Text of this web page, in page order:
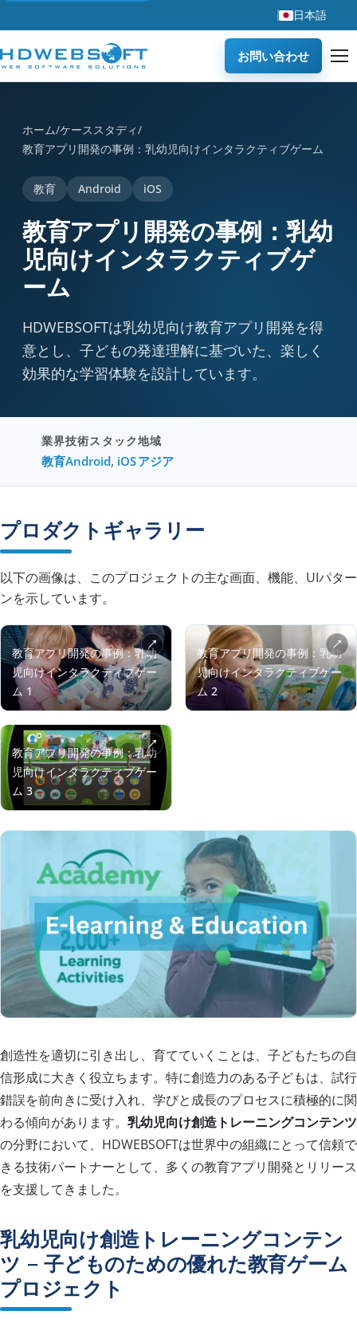
日本語
お問い合わせ
ホーム/ケーススタディ/
教育アプリ開発の事例：乳幼児向けインタラクティブゲーム
教育 Android iOS
教育アプリ開発の事例：乳幼
児向けインタラクティブゲ
ーム
HDWEBSOFTは乳幼児向け教育アプリ開発を得
意とし、子どもの発達理解に基づいた、楽しく
効果的な学習体験を設計しています。
業界
教育
技術スタック
Android, iOS
地域
アジア
プロダクトギャラリー
以下の画像は、このプロジェクトの主な画面、機能、UIパター
ンを示しています。
創造性を適切に引き出し、育てていくことは、子どもたちの自
信形成に大きく役立ちます。特に創造力のある子どもは、試行
錯誤を前向きに受け入れ、学びと成長のプロセスに積極的に関
わる傾向があります。 乳幼児向け創造トレーニングコンテンツ
の分野において、HDWEBSOFTは世界中の組織にとって信頼で
きる技術パートナーとして、多くの教育アプリ開発とリリース
を支援してきました。
乳幼児向け創造トレーニングコンテン
ツ – 子どものための優れた教育ゲーム
プロジェクト